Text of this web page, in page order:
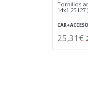
Tornillos
14x1.25 l27 )
25,31€